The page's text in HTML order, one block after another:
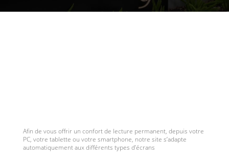
Afin de vous offrir un confort de lecture permanent, depuis votre
PC, votre tablette ou votre smartphone, notre site s’adapte
automatiquement aux différents types d’écrans